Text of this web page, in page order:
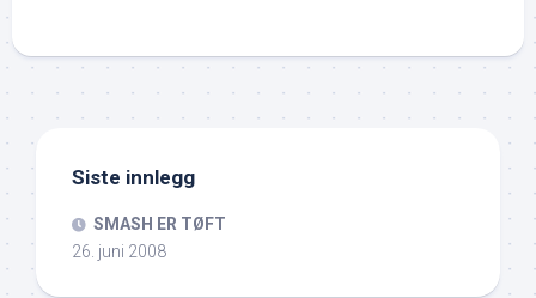
Siste innlegg
SMASH ER TØFT
26. juni 2008